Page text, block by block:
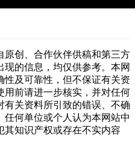
原创、合作伙伴供稿和第三方
的信息，均仅供参考。本网
及可靠性，但不保证有关资
用前请进一步核实，并对任何
有关资料所引致的错误、不确
何单位或个人认为本网站中
其知识产权或存在不实内容